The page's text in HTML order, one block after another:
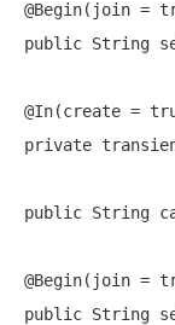
@Begin(join =
public String
@In(create =
private
public String
@Begin(join =
public String